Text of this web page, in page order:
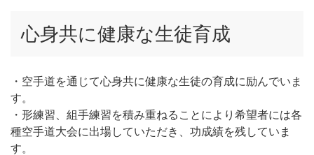
心身共に健康な生徒育成
・空手道を通じて心身共に健康な生徒の育成に励んでいま
す。
・形練習、組手練習を積み重ねることにより希望者には各
種空手道大会に出場していただき、功成績を残していま
す。